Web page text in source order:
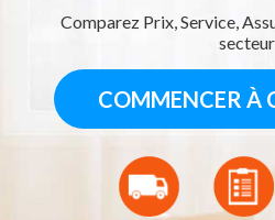
Comparez Prix, Service,
secteur